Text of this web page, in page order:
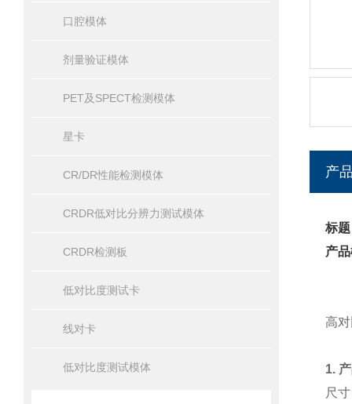
口腔模体
剂量验证模体
PET及SPECT检测模体
星卡
CR/DR性能检测模体
CRDR低对比分辨力测试模体
CRDR检测板
低对比度测试卡
线对卡
低对比度测试模体
产
标
产
高
1.
尺